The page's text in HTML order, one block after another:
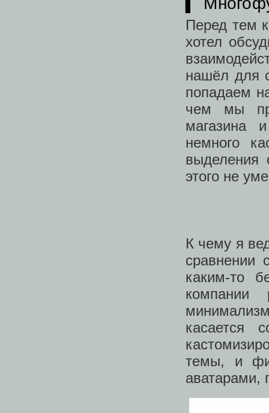
Перед тем
хотел
нашёл для
попадаем
чем мы
магазина
немного
выделения
этого не
К чему я
сравнении
каким-то
касается
темы, и
аватарами,